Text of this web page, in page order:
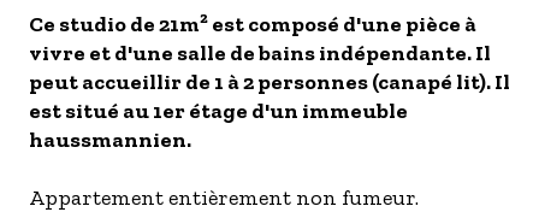
- Les établissements Accueil vélo
LES OFFRES MYPROVENCE
S'inscrire à nos newsletters
Ce studio de 21m² est composé d'une pièce à
vivre et d'une salle de bains indépendante. Il
peut accueillir de 1 à 2 personnes (canapé lit). Il
est situé au 1er étage d'un immeuble
haussmannien.
Appartement entièrement non fumeur.